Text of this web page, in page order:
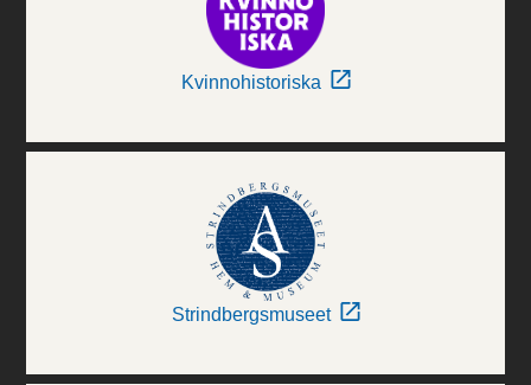
Kvinnohistoriska
Strindbergsmuseet